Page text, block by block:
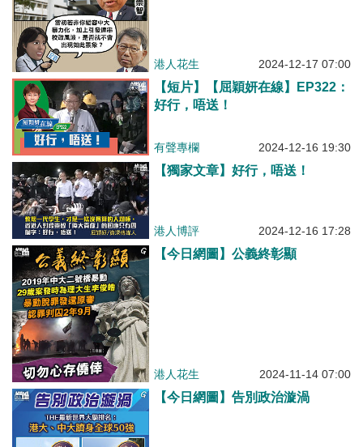
港人花生 2024-12-17 07:00
【短片】【屈穎妍在線】EP322：
好行，唔送！
有聲專欄 2024-12-16 19:30
【獨家文章】好行，唔送！
港人博評 2024-12-16 17:28
【今日網圖】公義終彰顯
港人花生 2024-11-14 07:00
【今日網圖】告別政治漩渦